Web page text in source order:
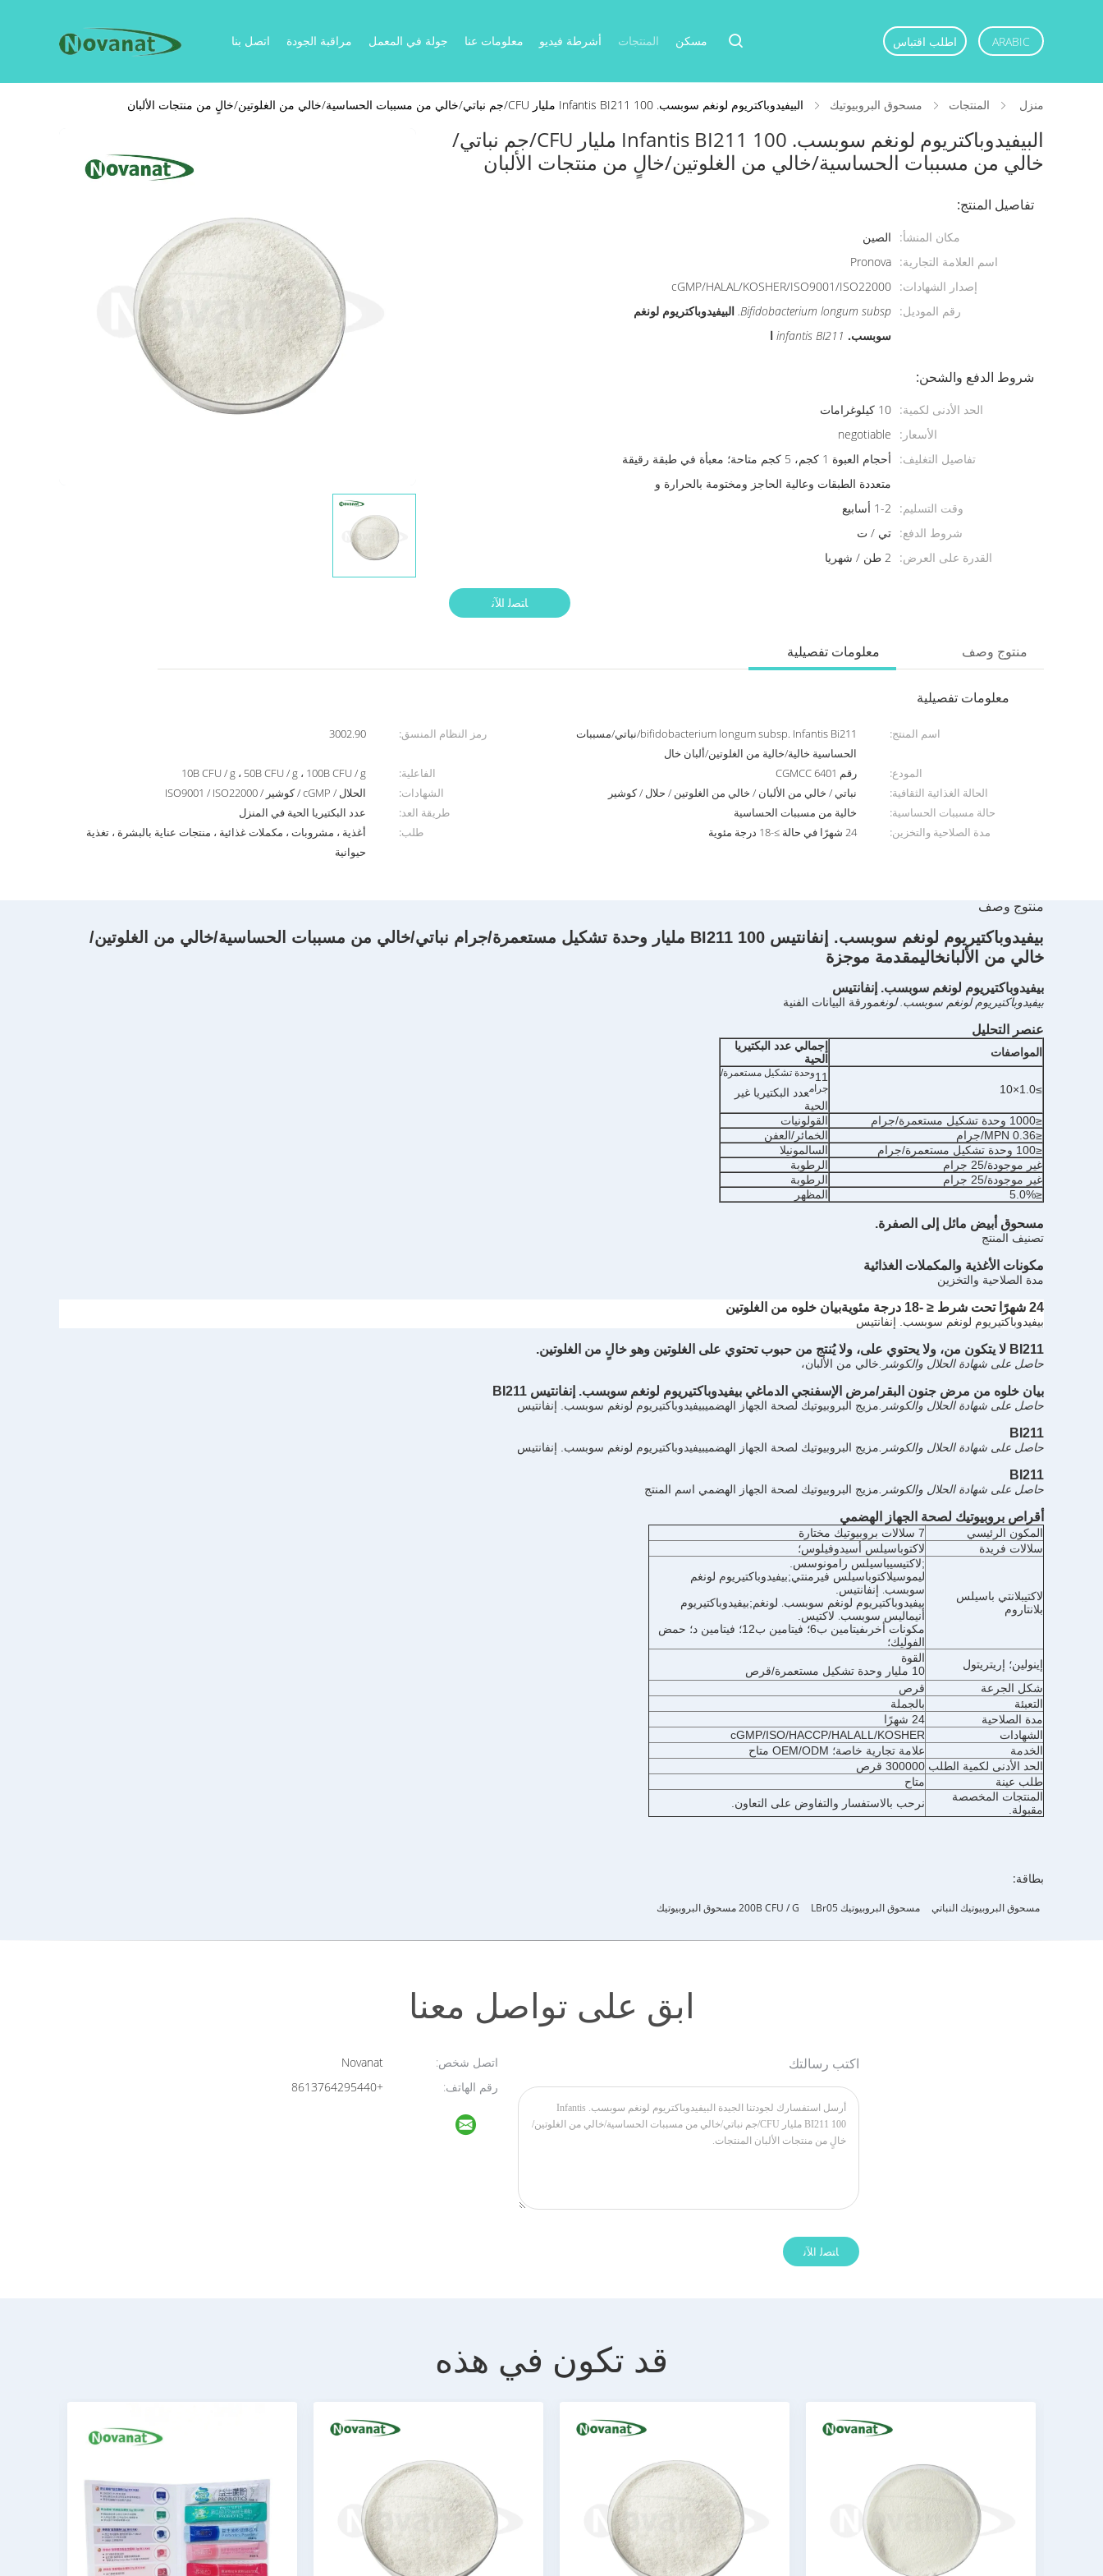
مسكن المنتجات أشرطة فيديو معلومات عنا جولة في المعمل مراقبة الجودة اتصل بنا اطلب اقتباس ARABIC
منزل المنتجات مسحوق البروبيوتيك البيفيدوباكتريوم لونغم سوبسب. Infantis BI211 100 مليار CFU/جم نباتي/خالي من مسببات الحساسية/خالي من الغلوتين/خالٍ من منتجات الألبان
البيفيدوباكتريوم لونغم سوبسب. Infantis BI211 100 مليار CFU/جم نباتي/
خالي من مسببات الحساسية/خالي من الغلوتين/خالٍ من منتجات الألبان
تفاصيل المنتج:
مكان المنشأ:
الصين
اسم العلامة التجارية: Pronova
إصدار الشهادات: cGMP/HALAL/KOSHER/ISO9001/ISO22000
رقم الموديل: Bifidobacterium longum subsp. البيفيدوباكتريوم لونغم
سوبسب. infantis BI211 ا
شروط الدفع والشحن:
الحد الأدنى لكمية: 10 كيلوغرامات
الأسعار:
negotiable
تفاصيل التغليف:
أحجام العبوة 1 كجم، 5 كجم متاحة؛ معبأة في طبقة رقيقة
متعددة الطبقات وعالية الحاجز ومختومة بالحرارة و
وقت التسليم:
1-2 أسابيع
شروط الدفع: تي / ت
القدرة على العرض:
2 طن / شهريا
ﺎﺘﺼﻟ ﺍﻶﻧ
معلومات تفصيلية منتوج وصف
معلومات تفصيلية
اسم المنتج:
bifidobacterium longum subsp. Infantis Bi211/نباتي/مسببات
الحساسية خالية/خالية من الغلوتين/ألبان خال
رمز النظام المنسق: 3002.90
المودع: رقم CGMCC 6401 الفاعلية:
10B CFU / g ، 50B CFU / g ، 100B CFU / g
الحالة الغذائية الثقافية:
نباتي / خالي من الألبان / خالي من الغلوتين / حلال / كوشير الشهادات:
الحلال / cGMP / كوشير / ISO9001 / ISO22000
حالة مسببات الحساسية:
خالية من مسببات الحساسية طريقة العد:
عدد البكتيريا الحية في المنزل
مدة الصلاحية والتخزين:
24 شهرًا في حالة ≥-18 درجة مئوية طلب:
أغذية ، مشروبات ، مكملات غذائية ، منتجات عناية بالبشرة ، تغذية
حيوانية
منتوج وصف
بيفيدوباكتيريوم لونغم سوبسب. إنفانتيس BI2
11 100 مليار وحدة تشكيل مستعمرة/جرام نباتي/خالي من مسببات الحساسية/خالي من الغلوتين/
خالي من الألبانخاليمقدمة موجزة
بيفيدوباكتيريوم لونغم سوبسب. إنفانتيس
بيفيدوباكتيريوم لونغم سوبسب. لونغمورقة البيانات الفنية
عنصر التحليل
المواصفات
إجمالي عدد البكتيريا
الحية
≥1.0×10
11وحدة تشكيل مستعمرة/
جرامعدد البكتيريا غير
الحية
≤1000 وحدة تشكيل مستعمرة/جرام
القولونيات
≤0.36 MPN/جرام
الخمائر/العفن
≤100 وحدة تشكيل مستعمرة/جرام
السالمونيلا
غير موجودة/25 جرام
الرطوبة
غير موجودة/25 جرام
الرطوبة
≤5.0%
المظهر
مسحوق أبيض مائل إلى الصفرة.
تصنيف المنتج
مكونات الأغذية والمكملات الغذائية
مدة الصلاحية والتخزين
24 شهرًا تحت شرط ≤ -18 درجة مئوية بيان خلوه من الغلوتين
بيفيدوباكتيريوم لونغم سوبسب. إنفانتيس
BI211 لا يتكون من، ولا يحتوي على، ولا يُنتج من حبوب تحتوي على الغلوتين وهو خالٍ من الغلوتين.
حاصل على شهادة الحلال والكوشر. خالي من الألبان،
بيان خلوه من مرض جنون البقر/مرض الإسفنجي الدماغي بيفيدوباكتيريوم لونغم سوبسب. إنفانتيس BI211
حاصل على شهادة الحلال والكوشر. مزيج البروبيوتيك لصحة الجهاز الهضميبيفيدوباكتيريوم لونغم سوبسب. إنفانتيس
BI211
حاصل على شهادة الحلال والكوشر. مزيج البروبيوتيك لصحة الجهاز الهضميبيفيدوباكتيريوم لونغم سوبسب. إنفانتيس
BI211
حاصل على شهادة الحلال والكوشر. مزيج البروبيوتيك لصحة الجهاز الهضمي اسم المنتج
أقراص بروبيوتيك لصحة الجهاز الهضمي
المكون الرئيسي
7 سلالات بروبيوتيك مختارة
سلالات فريدة
لاكتوباسيلس أسيدوفيلوس؛
لاكتيبلانتي باسيلس
بلانتاروم
;لاكتيسيباسيلس رامونوسس
ليموسيلاكتوباسيلس فيرمنتي;بيفيدوباكتيريوم لونغم
سوبسب. إنفانتيس
بيفيدوباكتيريوم لونغم سوبسب. لونغم;بيفيدوباكتيريوم
أنيماليس سوبسب. لاكتيس
مكونات أخرى
فيتامين ب6؛ فيتامين ب12؛ فيتامين د؛ حمض
الفوليك؛
إينولين؛ إريتريتول
القوة
10 مليار وحدة تشكيل مستعمرة/قرص
شكل الجرعة
قرص
التعبئة
بالجملة
مدة الصلاحية
24 شهرًا
الشهادات
cGMP/ISO/HACCP/HALALL/KOSHER
الخدمة
علامة تجارية خاصة؛ OEM/ODM متاح
الحد الأدنى لكمية الطلب 300000 قرص
طلب عينة
متاح
المنتجات المخصصة
مقبولة.
نرحب بالاستفسار والتفاوض على التعاون.
بطاقة:
مسحوق البروبيوتيك النباتي مسحوق البروبيوتيك LBr05 200B CFU / G مسحوق البروبيوتيك
ابق على تواصل معنا
اتصل شخص:
رقم الهاتف:
+8613764295440
اكتب رسالتك
قد تكون في هذه